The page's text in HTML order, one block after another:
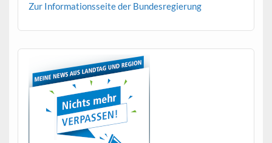
Zur Infor­ma­tion­s­seite der Bundesregierung